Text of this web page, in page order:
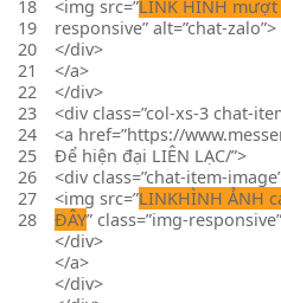
18
19
20
21
22
23
24
25
26
27
28
<img src=”LINK HÌNH mượt
responsive” alt=”chat-zalo”>
</div>
</a>
</div>
<div class=”col-xs-3 chat-
<a href=”https://
Để hiện đại LIÊN LẠC/”>
<div class=”chat-item-
<img src=”LINKHÌNH ẢNH
ĐÂY” class=”img-
</div>
</a>
</div>